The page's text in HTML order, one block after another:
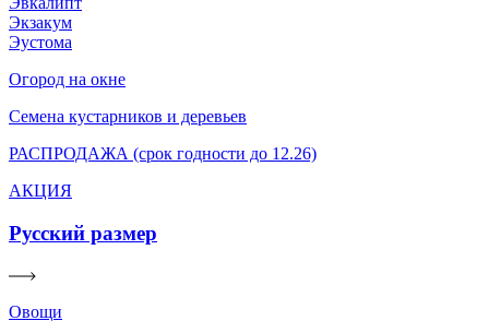
Экзакум
Эустома
Огород на окне
Семена кустарников и деревьев
РАСПРОДАЖА (срок годности до 12.26)
АКЦИЯ
Русский размер
Овощи